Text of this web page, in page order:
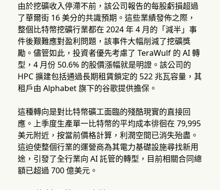
由於挖礦收入停滯不前，該公司報告的每股虧損超過
了華爾街 16 美分的共識預期。這些業績發佈之際，
整個比特幣挖礦行業都在 2024 年 4 月的「減半」事
件後艱難應對盈利問題，該事件大幅削減了挖礦獎
勵。儘管如此，投資者優先考慮了 TeraWulf 的 AI 轉
型，4 月份 50.6% 的股價漲幅就是明證。該公司的
HPC 擴建包括通過長期租賃鎖定的 522 兆瓦容量，其
租戶由 Alphabet 旗下的谷歌提供擔保。
這種轉向是對比特幣礦工面臨的殘酷現實的直接回
應。上季度生產單一比特幣的平均成本徘徊在 79,995
美元附近，按當前價格計算，利潤空間已消失殆盡。
這迫使整個行業的運營商為其電力基礎設施尋找新用
途，引發了全行業向 AI 託管的轉型，目前相關合同總
額已超過 700 億美元。